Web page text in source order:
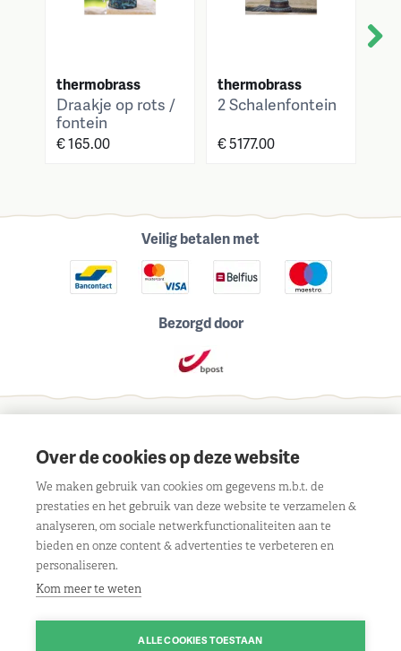
thermobrass
Draakje op rots /
fontein
€ 165.00
thermobrass
2 Schalenfontein
€ 5177.00
Veilig betalen met
Bezorgd door
Contact
Liersebaan 303, 2240 Viersel
Openingsuren
Maandag:08.30u tot 18.00u
Klantenservice
Over de cookies op deze website
We maken gebruik van cookies om gegevens m.b.t. de
prestaties en het gebruik van deze website te verzamelen &
analyseren, om sociale netwerkfunctionaliteiten aan te
bieden en onze content & advertenties te verbeteren en
personaliseren.
Kom meer te weten
ALLE COOKIES TOESTAAN